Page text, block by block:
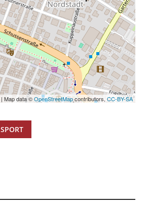
| Map data ©OpenStreetMapcontributors, CC-BY-SA
SPORT